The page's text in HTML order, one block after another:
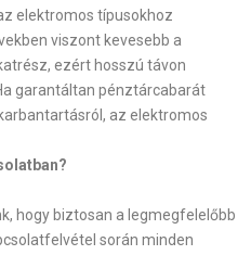
elektromos típusokhoz
viszont kevesebb a
ezért hosszú távon
garantáltan pénztárcabarát
az elektromos
hogy biztosan a legmegfelelőbb
során minden